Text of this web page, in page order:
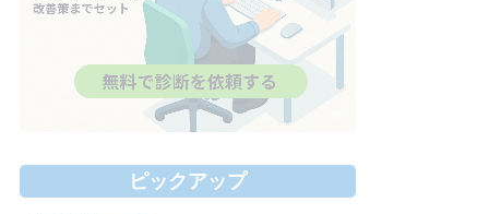
ピックアップ